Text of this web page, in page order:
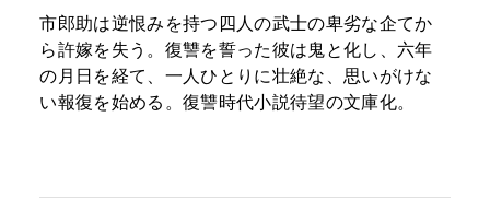
市郎助は逆恨みを持つ四人の武士の卑劣な企てか
ら許嫁を失う。復讐を誓った彼は鬼と化し、六年
の月日を経て、一人ひとりに壮絶な、思いがけな
い報復を始める。復讐時代小説待望の文庫化。